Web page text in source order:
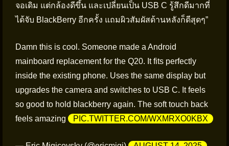
จอเดิม แต่กล้องดีขึ้น และเปลี่ยนเป็น USB C รู้สึกดีมากที่
ได้จับ BlackBerry อีกครั้ง แถมผิวสัมผัสด้านหลังก็ดีสุดๆ”
Damn this is cool. Someone made a Android
mainboard replacement for the Q20. It fits perfectly
inside the existing phone. Uses the same display but
upgrades the camera and switches to USB C. It feels
so good to hold blackberry again. The soft touch back
feels amazing
PIC.TWITTER.COM/WXMRXO0KBX